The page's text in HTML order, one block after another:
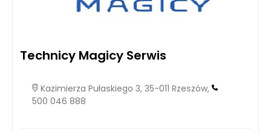
Technicy Magicy Serwis
Kazimierza Pułaskiego 3, 35-011 Rzeszów,
500 046 888